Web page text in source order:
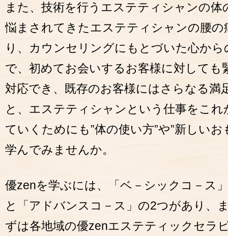
また、技術を行うエステティシャンの体
悩まされてきたエステティシャンの腰
り、カウンセリングにもとづいた心か
で、初めてお会いするお客様に対しても
対応でき、既存のお客様にはさらなる満
と、エステティシャンという仕事をこ
ていくためにも”体の使い方”や”新しい
学んでみませんか。
優zenを学ぶには、「ベ－シックコ－ス」
と「アドバンスコ－ス」の2つがあり、
ずは各地域の優zenエステティックセラ